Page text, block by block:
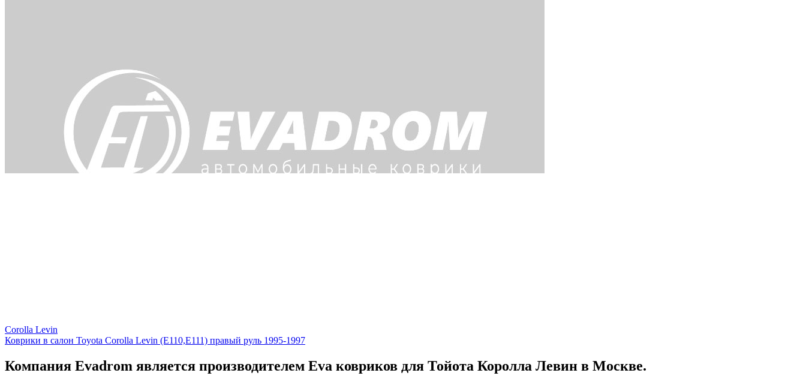
Corolla Levin
Коврики в салон Toyota Corolla Levin (E110,E111) правый руль 1995-1997
Компания Evadrom является производителем Eva ковриков для Тойота Королла Левин в Москве.